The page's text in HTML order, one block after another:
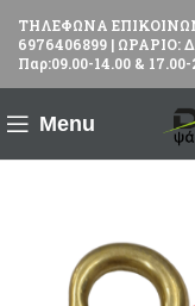
ΤΗΛΕΦΩΝΑ
6976406899 | ΩΡΑΡΙΟ:
Παρ:09.00-14.00 & 17.00-
Menu